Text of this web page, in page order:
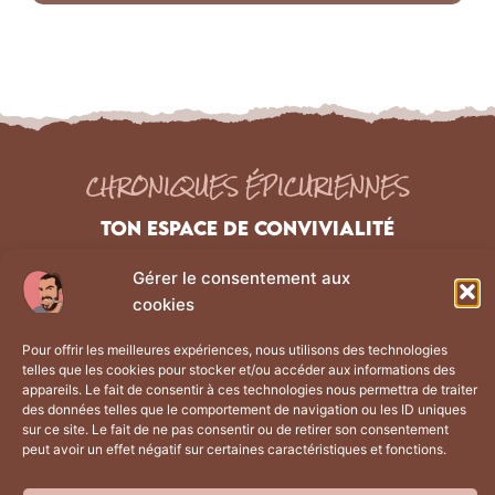
Gérer le consentement aux
cookies
Pour offrir les meilleures expériences, nous utilisons des technologies
telles que les cookies pour stocker et/ou accéder aux informations des
appareils. Le fait de consentir à ces technologies nous permettra de traiter
des données telles que le comportement de navigation ou les ID uniques
sur ce site. Le fait de ne pas consentir ou de retirer son consentement
peut avoir un effet négatif sur certaines caractéristiques et fonctions.
CHRONIQUES ÉPICURIENNES
TON ESPACE DE CONVIVIALITÉ
NAVIGATION
À propos
La boutique
Contact
Liens Légaux
Politique de confidentialité
CGV
Plan du site